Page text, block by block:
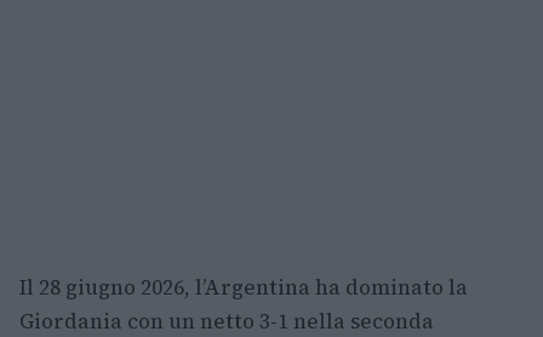
Il 28 giugno 2026, l’Argentina ha dominato la
Giordania con un netto 3-1 nella seconda